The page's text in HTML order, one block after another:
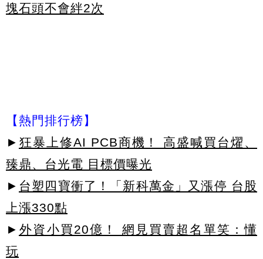
塊石頭不會絆2次
【熱門排行榜】
► 狂暴上修AI PCB商機！ 高盛喊買台燿、
臻鼎、台光電 目標價曝光
► 台塑四寶衝了！「新科萬金」又漲停 台股
上漲330點
► 外資小買20億！ 網見買賣超名單笑：懂
玩